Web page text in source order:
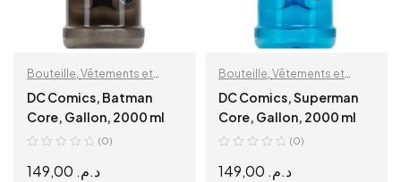
Bouteille Vêtements et
accessoires
DC Comics, Batman
Core, Gallon, 2000 ml
(0)
د.م.
Bouteille Vêtements et
accessoires
DC Comics, Superman
Core, Gallon, 2000 ml
(0)
د.م.